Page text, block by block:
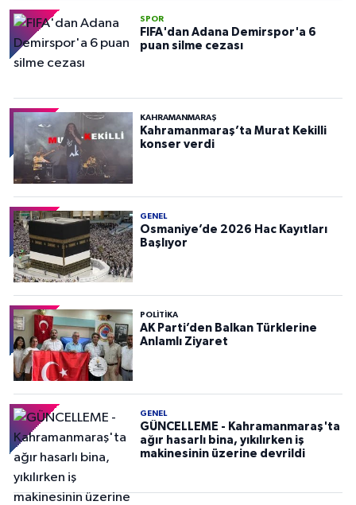
SPOR
FIFA'dan Adana Demirspor'a 6
puan silme cezası
KAHRAMANMARAŞ
Kahramanmaraş’ta Murat Kekilli
konser verdi
GENEL
Osmaniye’de 2026 Hac Kayıtları
Başlıyor
POLITIKA
AK Parti’den Balkan Türklerine
Anlamlı Ziyaret
GENEL
GÜNCELLEME - Kahramanmaraş'ta
ağır hasarlı bina, yıkılırken iş
makinesinin üzerine devrildi